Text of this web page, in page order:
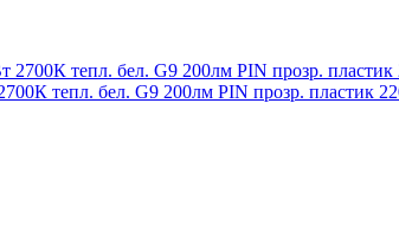
тепл. бел. G9 200лм PIN прозр. пластик